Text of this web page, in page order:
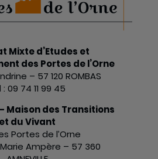
Mixte d’Etudes et
des Portes de l’Orne
– 57 120 ROMBAS
: 09 74 11 99 45
Maison des Transitions
et du Vivant
Portes de l’Orne
Ampère – 57 360